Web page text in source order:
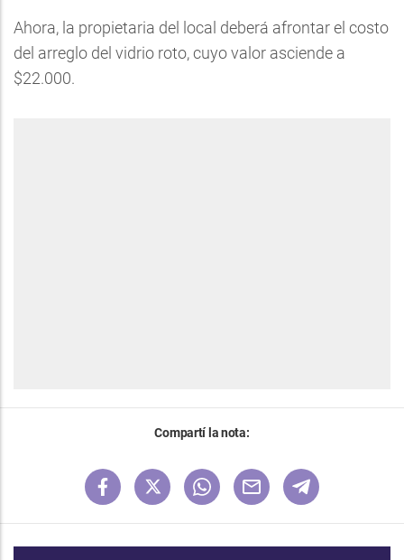
Ahora, la propietaria del local deberá afrontar el costo
del arreglo del vidrio roto, cuyo valor asciende a
$22.000.
Compartí la nota: